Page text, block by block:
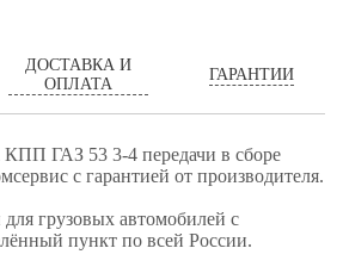
ДОСТАВКА И
ОПЛАТА
ГАРАНТИИ
ГАЗ 53 3-4 передачи в сборе
с гарантией от производителя.
грузовых автомобилей с
пункт по всей России.